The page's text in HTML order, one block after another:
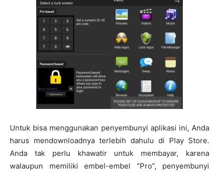
Untuk bisa menggunakan penyembunyi aplikasi ini, Anda
harus mendownloadnya terlebih dahulu di Play Store.
Anda tak perlu khawatir untuk membayar, karena
walaupun memiliki embel-embel “Pro”, penyembunyi